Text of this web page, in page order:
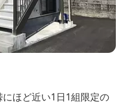
ほど近い1日1組限定の